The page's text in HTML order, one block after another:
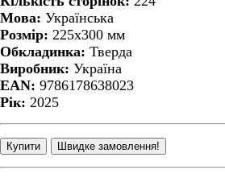
Мова: Українська
Розмір: 225x300 мм
Обкладинка: Тверда
Виробник: Україна
EAN: 9786178638023
Рік: 2025
Купити Швидке замовлення!